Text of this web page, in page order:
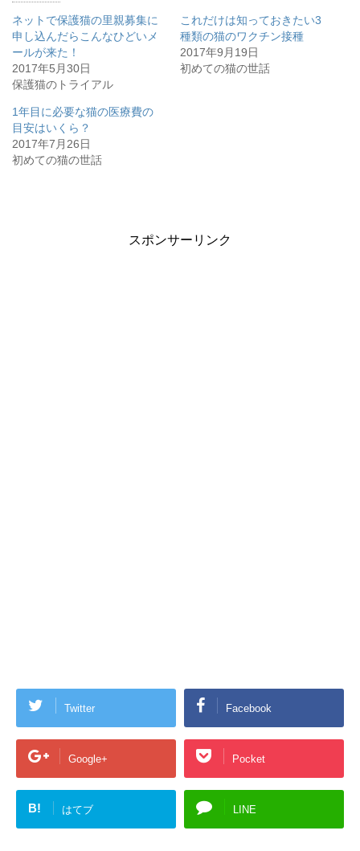
ネットで保護猫の里親募集に
申し込んだらこんなひどいメ
ールが来た！
2017年5月30日
保護猫のトライアル
これだけは知っておきたい3
種類の猫のワクチン接種
2017年9月19日
初めての猫の世話
1年目に必要な猫の医療費の
目安はいくら？
2017年7月26日
初めての猫の世話
スポンサーリンク
Twitter Facebook
Google+ Pocket
B! はてブ LINE